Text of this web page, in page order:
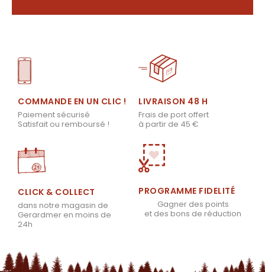
COMMANDE EN UN CLIC !
Paiement sécurisé
Satisfait ou remboursé !
LIVRAISON 48 H
Frais de port offert
à partir de 45 €
CLICK & COLLECT
dans notre magasin de
Gerardmer en moins de
24h
PROGRAMME FIDELITÉ
Gagner des points
et des bons de réduction